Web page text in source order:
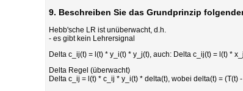
9. Beschreiben Sie das Grundprinzip
Hebb'sche LR ist unüberwacht, d.h.
- es gibt kein Lehrersignal
Delta c_ij(t) = l(t) * y_i(t) * y_j(t), auch: Delta c_ij(t) = l(t) *
Delta Regel (überwacht)
Delta c_ij = l(t) * c_ij * y_i(t) * delta(t), wobei delta(t) = (T(t)